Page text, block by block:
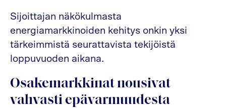
Sijoittajan näkökulmasta
energiamarkkinoiden kehitys onkin yksi
tärkeimmistä seurattavista tekijöistä
loppuvuoden aikana.
Osakemarkkinat nousivat
vahvasti epävarmuudesta